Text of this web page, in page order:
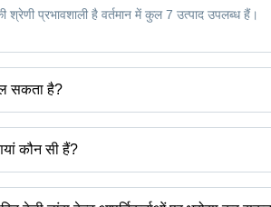
श्रेणी प्रभावशाली है वर्तमान में कुल 7 उत्पाद उपलब्ध हैं।
सकता है?
हैं जैसे नोएडा मथुरा जयपुर मुंबई। आप दिल्ली में बेली
कौन सी हैं?
में रंगीन बद्धी बेल्ट दिल्ली में खोल बेल्ट दिल्ली में पुरुषों
दिल्ली में प्रतिवर्ती बेल्ट दिल्ली में पतलून का पट्टा दिल्ली